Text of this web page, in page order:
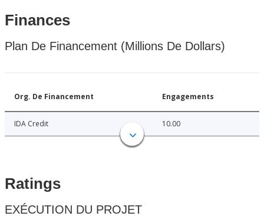
Finances
Plan De Financement (Millions De Dollars)
Org. De Financement Engagements
IDA Credit 10.00
Ratings
EXÉCUTION DU PROJET